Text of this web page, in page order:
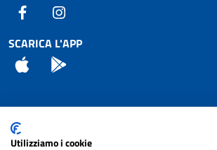
Facebook
SCARICA L'APP
App Store
Attuazione Misure PNRR
Utilizziamo i cookie